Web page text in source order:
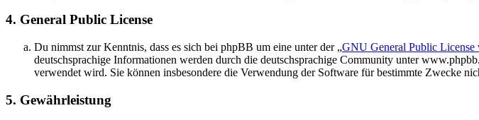
4. General Public License
Du nimmst zur Kenntnis, dass es sich bei phpBB um eine unter der „GNU General Public License
deutschsprachige Informationen werden durch die deutschsprachige Community unter
verwendet wird. Sie können insbesondere die Verwendung der Software für bestimmte Zwecke
5. Gewährleistung